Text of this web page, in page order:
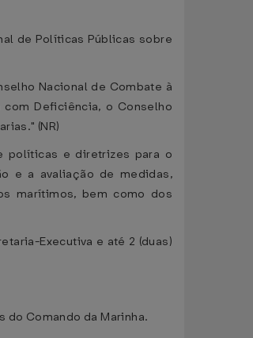
de Políticas Públicas sobre
Nacional de Combate à
Deficiência, o Conselho
(NR)
políticas e diretrizes para o
e a avaliação de medidas,
marítimos, bem como dos
Executiva e até 2 (duas)
Comando da Marinha.